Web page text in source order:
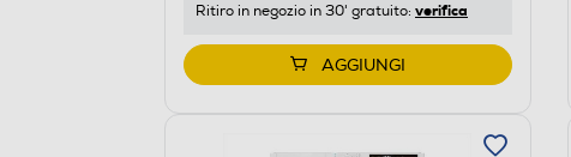
Ritiro in negozio in 30' gratuito: verifica
AGGIUNGI